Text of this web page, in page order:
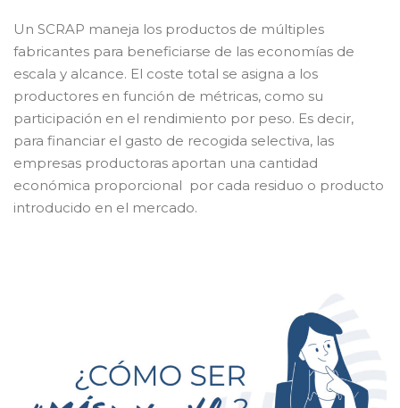
Un SCRAP maneja los productos de múltiples
fabricantes para beneficiarse de las economías de
escala y alcance. El coste total se asigna a los
productores en función de métricas, como su
participación en el rendimiento por peso. Es decir,
para financiar el gasto de recogida selectiva, las
empresas productoras aportan una cantidad
económica proporcional por cada residuo o producto
introducido en el mercado.